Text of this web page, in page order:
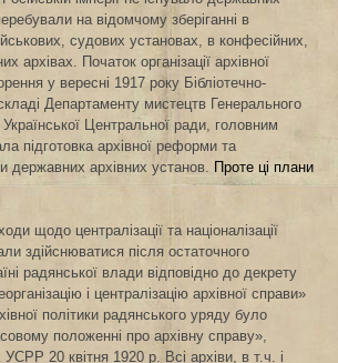
на відомчому зберіганні в
судових установах, в конфесійних,
архівах. Початок організації архівної
у вересні 1917 року Бібліотечно-
Департаменту мистецтв Генерального
Української Центральної ради, головним
підготовка архівної реформи та
державних архівних установ. Проте ці плани
щодо централізації та націоналізації
здійснюватися після остаточного
радянської влади відповідно до декрету
і централізацію архівної справи»
політики радянського уряду було
положенні про архівну справу»,
20 квітня 1920 р. Всі архіви, в т.ч. і